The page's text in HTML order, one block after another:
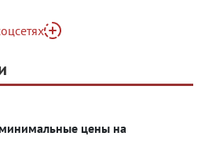
Дзен
цены на